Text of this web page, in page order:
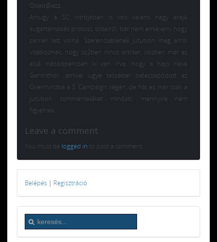
Odab@asz.
Amugy a SC intrójában is volt valami nagy erejű
sugártámadás protoss oldalról, bár nem emléxem, hogy
carrier lett volna. Szerencsétlenek jutubon meg arról
vitatkoznak, hogy sc2ben nincs arbiter, közben már az
első másodpercben ki van írva, hogy a hajó neve
Gantrithor, amivel ugye tassadar belecsapódott az
Overmindba a 3. Campaign végén, de hát ez már csak a
jutubon commentelőket minősíti, mennyire nem
figyelnek.
Leave a comment
You must be logged in to post a comment.
Belépés | Regisztráció